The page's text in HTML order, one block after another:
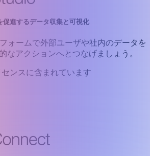
促進するデータ収集と可視化
ォームで外部ユーザや社内のデータを
なアクションへとつなげましょう。
センスに含まれています